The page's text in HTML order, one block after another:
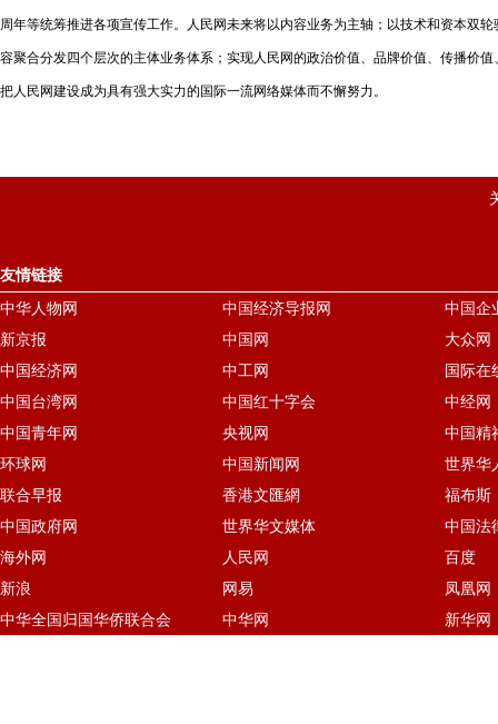
周年等统筹推进各项宣传工作。人民网未来将以内容业务为主轴；以技术和资本双
容聚合分发四个层次的主体业务体系；实现人民网的政治价值、品牌价值、传播价
把人民网建设成为具有强大实力的国际一流网络媒体而不懈努力。
友情链接
中华人物网
中国经济导报网
中国企
新京报
中国网
大众网
中国经济网
中工网
国际在
中国台湾网
中国红十字会
中经网
中国青年网
央视网
中国精
环球网
中国新闻网
世界华
联合早报
香港文匯網
福布斯
中国政府网
世界华文媒体
中国法
海外网
人民网
百度
新浪
网易
凤凰网
中华全国归国华侨联合会
中华网 新华网